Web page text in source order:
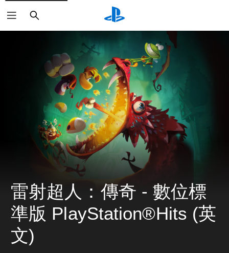
搜
尋
雷射超人：傳奇 - 數位標
準版 PlayStation®Hits (英
文)